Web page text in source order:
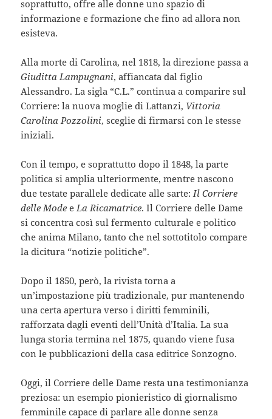
soprattutto, offre alle donne uno spazio di
informazione e formazione che fino ad allora non
esisteva.
Alla morte di Carolina, nel 1818, la direzione passa a
Giuditta Lampugnani, affiancata dal figlio
Alessandro. La sigla “C.L.” continua a comparire sul
Corriere: la nuova moglie di Lattanzi, Vittoria
Carolina Pozzolini, sceglie di firmarsi con le stesse
iniziali.
Con il tempo, e soprattutto dopo il 1848, la parte
politica si amplia ulteriormente, mentre nascono
due testate parallele dedicate alle sarte:Il Corriere
delle Mode eLa Ricamatrice. Il Corriere delle Dame
si concentra così sul fermento culturale e politico
che anima Milano, tanto che nel sottotitolo compare
la dicitura “notizie politiche”.
Dopo il 1850, però, la rivista torna a
un’impostazione più tradizionale, pur mantenendo
una certa apertura verso i diritti femminili,
rafforzata dagli eventi dell’Unità d’Italia. La sua
lunga storia termina nel 1875, quando viene fusa
con le pubblicazioni della casa editrice Sonzogno.
Oggi, il Corriere delle Dame resta una testimonianza
preziosa: un esempio pionieristico di giornalismo
femminile capace di parlare alle donne senza